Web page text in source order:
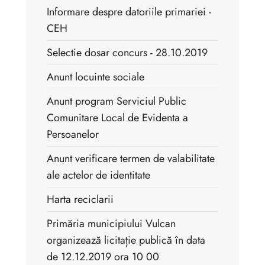
Informare despre datoriile primariei -
CEH
Selectie dosar concurs - 28.10.2019
Anunt locuinte sociale
Anunt program Serviciul Public
Comunitare Local de Evidenta a
Persoanelor
Anunt verificare termen de valabilitate
ale actelor de identitate
Harta reciclarii
Primăria municipiului Vulcan
organizează licitație publică în data
de 12.12.2019 ora 10 00